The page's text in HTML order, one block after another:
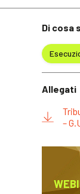
Di cosa
Allegati
–